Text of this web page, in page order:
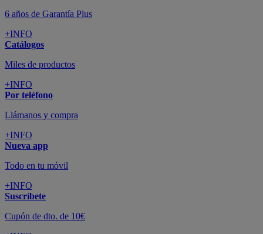
6 años de Garantía Plus
+INFO
Catálogos
Miles de productos
+INFO
Por teléfono
Llámanos y compra
+INFO
Nueva app
Todo en tu móvil
+INFO
Suscríbete
Cupón de dto. de 10€